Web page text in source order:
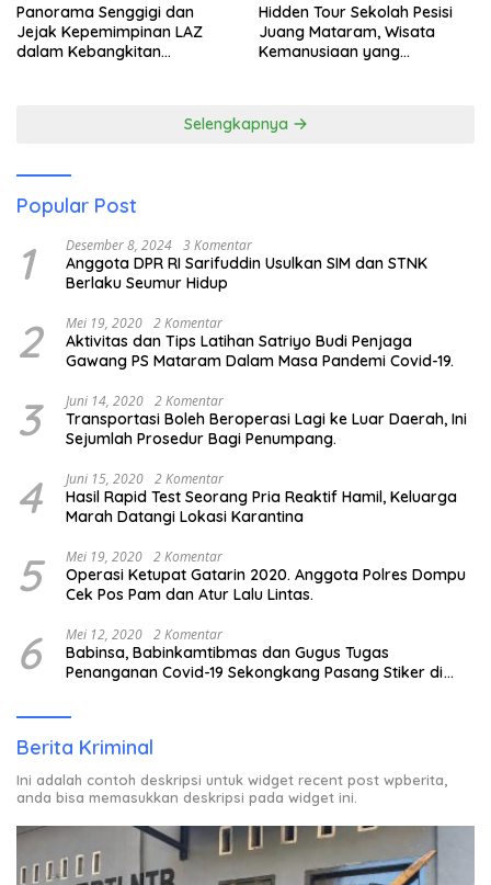
Panorama Senggigi dan
Jejak Kepemimpinan LAZ
dalam Kebangkitan
Hidden Tour Sekolah Pesisi
Juang Mataram, Wisata
Kemanusiaan yang
Selengkapnya
Popular Post
1 Desember 8, 2024 3 Komentar
Anggota DPR RI Sarifuddin Usulkan SIM dan STNK
Berlaku Seumur Hidup
2 Mei 19, 2020 2 Komentar
Aktivitas dan Tips Latihan Satriyo Budi Penjaga
Gawang PS Mataram Dalam Masa Pandemi Covid-19.
3 Juni 14, 2020 2 Komentar
Transportasi Boleh Beroperasi Lagi ke Luar Daerah, Ini
Sejumlah Prosedur Bagi Penumpang.
4 Juni 15, 2020 2 Komentar
Hasil Rapid Test Seorang Pria Reaktif Hamil, Keluarga
Marah Datangi Lokasi Karantina
5 Mei 19, 2020 2 Komentar
Operasi Ketupat Gatarin 2020. Anggota Polres Dompu
Cek Pos Pam dan Atur Lalu Lintas.
6 Mei 12, 2020 2 Komentar
Babinsa, Babinkamtibmas dan Gugus Tugas
Penanganan Covid-19 Sekongkang Pasang Stiker di
Berita Kriminal
Ini adalah contoh deskripsi untuk widget recent post wpberita,
anda bisa memasukkan deskripsi pada widget ini.